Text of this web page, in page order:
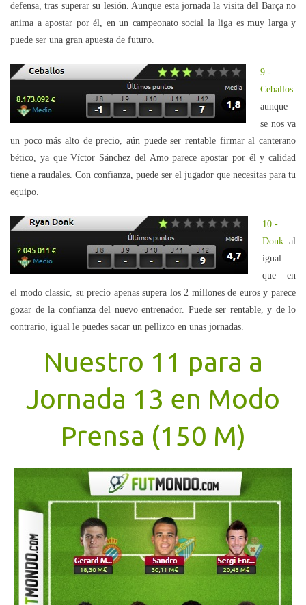
defensa, tras superar su lesión. Aunque esta jornada la visita del Barça no
anima a apostar por él, en un campeonato social la liga es muy larga y
puede ser una gran apuesta de futuro.
9.-
Ceballos:
aunque
se nos va
un poco más alto de precio, aún puede ser rentable firmar al canterano
bético, ya que Víctor Sánchez del Amo parece apostar por él y calidad
tiene a raudales. Con confianza, puede ser el jugador que necesitas para tu
equipo.
10.-
Donk: al
igual
que en
el modo classic, su precio apenas supera los 2 millones de euros y parece
gozar de la confianza del nuevo entrenador. Puede ser rentable, y de lo
contrario, igual le puedes sacar un pellizco en unas jornadas.
Nuestro 11 para a
Jornada 13 en Modo
Prensa (150 M)